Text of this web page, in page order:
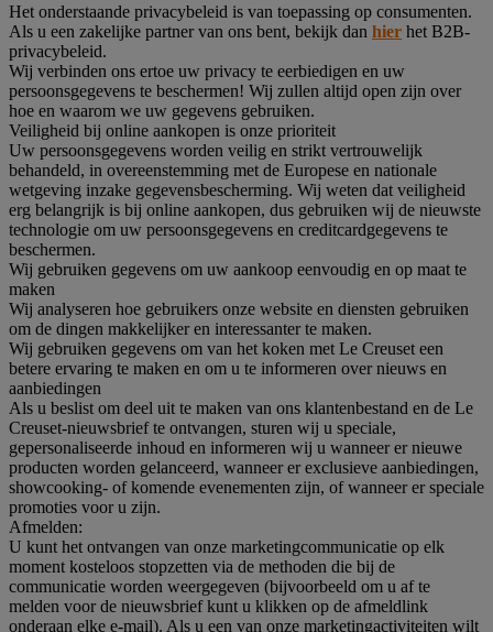
Het onderstaande privacybeleid is van toepassing op consumenten.
Als u een zakelijke partner van ons bent, bekijk dan hier het B2B-
privacybeleid.
Wij verbinden ons ertoe uw privacy te eerbiedigen en uw
persoonsgegevens te beschermen! Wij zullen altijd open zijn over
hoe en waarom we uw gegevens gebruiken.
Veiligheid bij online aankopen is onze prioriteit
Uw persoonsgegevens worden veilig en strikt vertrouwelijk
behandeld, in overeenstemming met de Europese en nationale
wetgeving inzake gegevensbescherming. Wij weten dat veiligheid
erg belangrijk is bij online aankopen, dus gebruiken wij de nieuwste
technologie om uw persoonsgegevens en creditcardgegevens te
beschermen.
Wij gebruiken gegevens om uw aankoop eenvoudig en op maat te
maken
Wij analyseren hoe gebruikers onze website en diensten gebruiken
om de dingen makkelijker en interessanter te maken.
Wij gebruiken gegevens om van het koken met Le Creuset een
betere ervaring te maken en om u te informeren over nieuws en
aanbiedingen
Als u beslist om deel uit te maken van ons klantenbestand en de Le
Creuset-nieuwsbrief te ontvangen, sturen wij u speciale,
gepersonaliseerde inhoud en informeren wij u wanneer er nieuwe
producten worden gelanceerd, wanneer er exclusieve aanbiedingen,
showcooking- of komende evenementen zijn, of wanneer er speciale
promoties voor u zijn.
Afmelden:
U kunt het ontvangen van onze marketingcommunicatie op elk
moment kosteloos stopzetten via de methoden die bij de
communicatie worden weergegeven (bijvoorbeeld om u af te
melden voor de nieuwsbrief kunt u klikken op de afmeldlink
onderaan elke e-mail). Als u een van onze marketingactiviteiten wilt